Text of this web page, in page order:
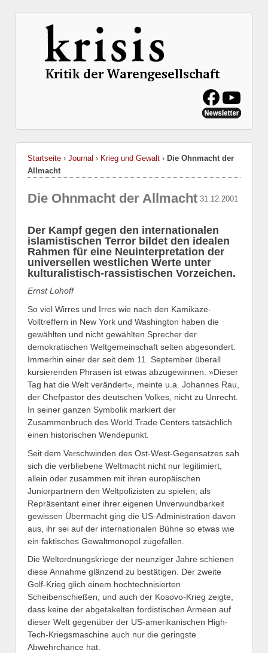
Startseite › Journal › Krieg und Gewalt › Die Ohnmacht der
Allmacht
31.12.2001
Die Ohnmacht der Allmacht
Der Kampf gegen den internationalen
islamistischen Terror bildet den idealen
Rahmen für eine Neuinterpretation der
universellen westlichen Werte unter
kulturalistisch-rassistischen Vorzeichen.
Ernst Lohoff
So viel Wirres und Irres wie nach den Kamikaze-
Volltreffern in New York und Washington haben die
gewählten und nicht gewählten Sprecher der
demokratischen Weltgemeinschaft selten abgesondert.
Immerhin einer der seit dem 11. September überall
kursierenden Phrasen ist etwas abzugewinnen. »Dieser
Tag hat die Welt verändert«, meinte u.a. Johannes Rau,
der Chefpastor des deutschen Volkes, nicht zu Unrecht.
In seiner ganzen Symbolik markiert der
Zusammenbruch des World Trade Centers tatsächlich
einen historischen Wendepunkt.
Seit dem Verschwinden des Ost-West-Gegensatzes sah
sich die verbliebene Weltmacht nicht nur legitimiert,
allein oder zusammen mit ihren europäischen
Juniorpartnern den Weltpolizisten zu spielen; als
Repräsentant einer ihrer eigenen Unverwundbarkeit
gewissen Übermacht ging die US-Administration davon
aus, ihr sei auf der internationalen Bühne so etwas wie
ein faktisches Gewaltmonopol zugefallen.
Die Weltordnungskriege der neunziger Jahre schienen
diese Annahme glänzend zu bestätigen. Der zweite
Golf-Krieg glich einem hochtechnisierten
Scheibenschießen, und auch der Kosovo-Krieg zeigte,
dass keine der abgetakelten fordistischen Armeen auf
dieser Welt gegenüber der US-amerikanischen High-
Tech-Kriegsmaschine auch nur die geringste
Abwehrchance hat.